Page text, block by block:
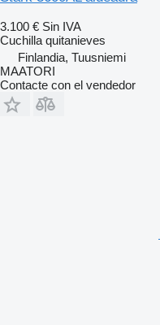
3.100 € Sin IVA
Cuchilla quitanieves
Finlandia, Tuusniemi
MAATORI
Contacte con el vendedor